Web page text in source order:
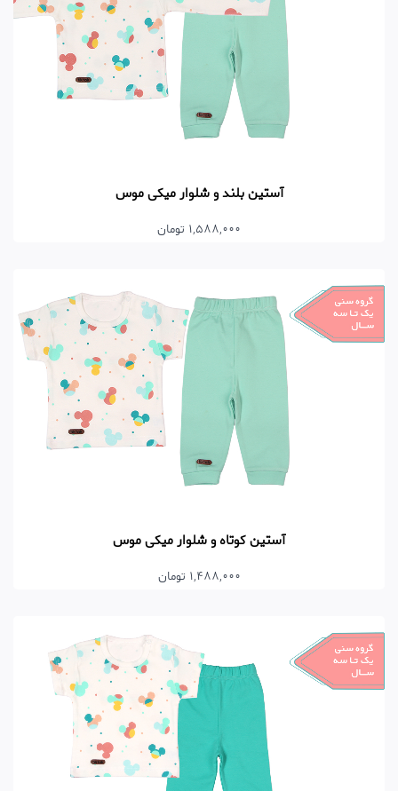
آستین بلند و شلوار میکی موس
1,588,000 تومان
آستین کوتاه و شلوار میکی موس
1,488,000 تومان